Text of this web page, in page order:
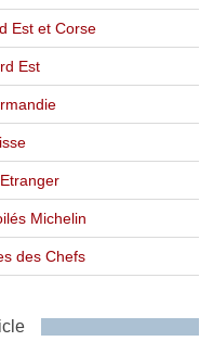
Est et Corse
Est
Michelin
des Chefs